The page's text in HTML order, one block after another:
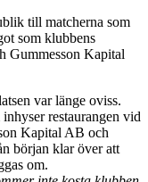
till matcherna som
som klubbens
Gummesson Kapital
var länge oviss.
restaurangen vid
Kapital AB och
början klar över att
om.